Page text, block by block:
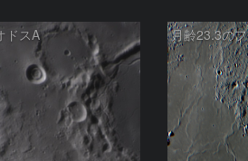
ドスA 月齢23.3の